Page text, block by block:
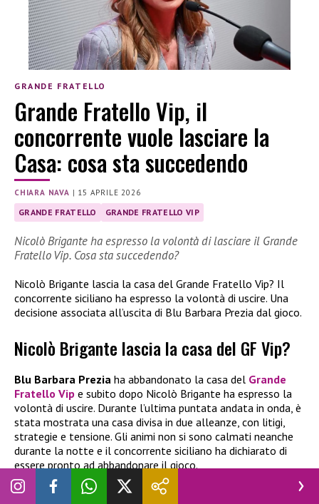
GRANDE FRATELLO
Grande Fratello Vip, il
concorrente vuole lasciare la
Casa: cosa sta succedendo
CHIARA NAVA | 15 APRILE 2026
GRANDE FRATELLO GRANDE FRATELLO VIP
Nicolò Brigante ha espresso la volontà di lasciare il Grande
Fratello Vip. Cosa sta succedendo?
Nicolò Brigante lascia la casa del Grande Fratello Vip? Il
concorrente siciliano ha espresso la volontà di uscire. Una
decisione associata all’uscita di Blu Barbara Prezia dal gioco.
Nicolò Brigante lascia la casa del GF Vip?
Blu Barbara Prezia ha abbandonato la casa del Grande
Fratello Vip e subito dopo Nicolò Brigante ha espresso la
volontà di uscire. Durante l’ultima puntata andata in onda, è
stata mostrata una casa divisa in due alleanze, con litigi,
strategie e tensione. Gli animi non si sono calmati neanche
durante la notte e il concorrente siciliano ha dichiarato di
essere pronto ad abbandonare il gioco.